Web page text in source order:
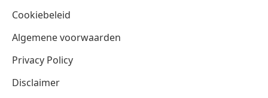
Cookiebeleid
Algemene voorwaarden
Privacy Policy
Disclaimer